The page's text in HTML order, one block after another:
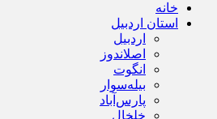
خانه
استان اردبیل
اردبیل
اصلاندوز
انگوت
بیله‌سوار
پارس‌آباد
خلخال